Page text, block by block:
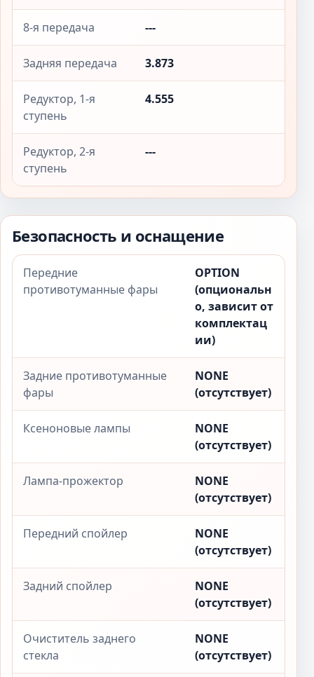
8-я передача ---
Задняя передача 3.873
Редуктор, 1-я
ступень
4.555
Редуктор, 2-я
ступень
---
Безопасность и оснащение
Передние
противотуманные фары
OPTION
(опциональн
о, зависит от
комплектац
ии)
Задние противотуманные
фары
NONE
(отсутствует)
Ксеноновые лампы
NONE
(отсутствует)
Лампа-прожектор
NONE
(отсутствует)
Передний спойлер
NONE
(отсутствует)
Задний спойлер
NONE
(отсутствует)
Очиститель заднего
стекла
NONE
(отсутствует)